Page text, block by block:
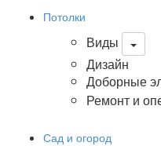
Потолки
Виды
Дизайн
Доборные
Ремонт и
Сад и огород